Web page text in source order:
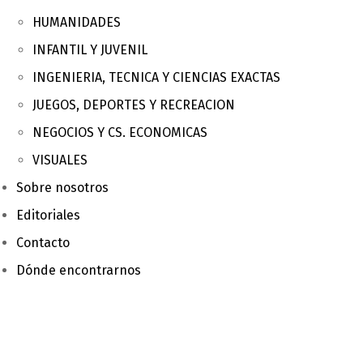
HUMANIDADES
INFANTIL Y JUVENIL
INGENIERIA, TECNICA Y CIENCIAS EXACTAS
JUEGOS, DEPORTES Y RECREACION
NEGOCIOS Y CS. ECONOMICAS
VISUALES
Sobre nosotros
Editoriales
Contacto
Dónde encontrarnos